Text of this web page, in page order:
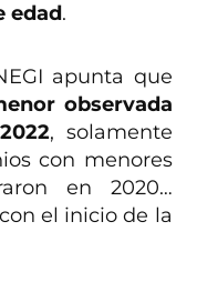
edad.
apunta que
observada
, solamente
con menores
en 2020…
el inicio de la